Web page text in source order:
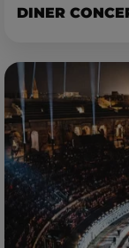
DINER